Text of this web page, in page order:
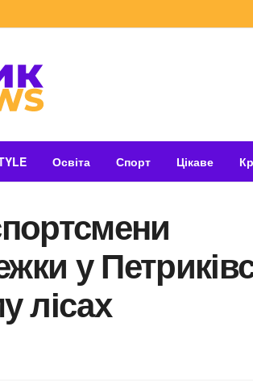
Освіта Спорт Цікаве
у
лісах